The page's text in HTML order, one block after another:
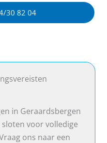
in Geraardsbergen
voor volledige
ons naar een
30 82 04